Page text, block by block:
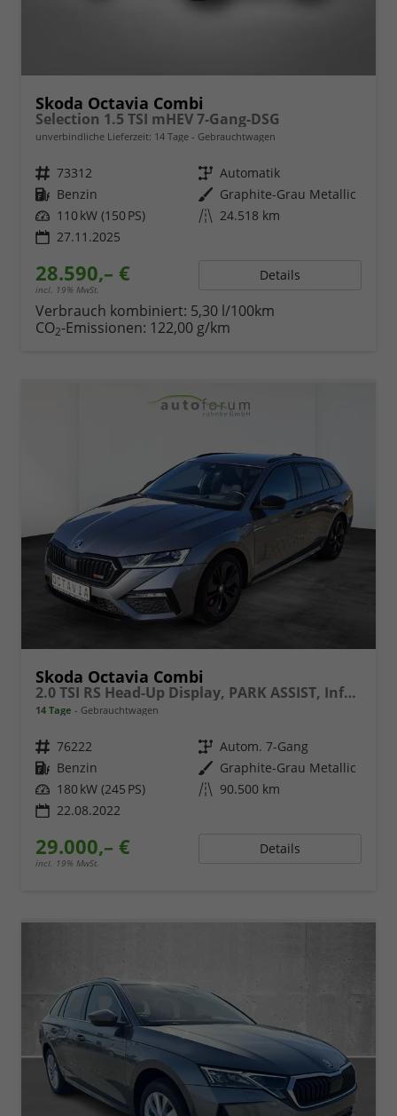
Skoda Octavia Combi
Selection 1.5 TSI mHEV 7-Gang-DSG
unverbindliche Lieferzeit: 14 Tage Gebrauchtwagen
Fahrzeugnr. 73312 Getriebe Automatik
Kraftstoff Benzin Außenfarbe Graphite-Grau Metallic
Leistung 110 kW (150 PS) Kilometerstand 24.518 km
27.11.2025
28.590,– €
incl. 19% MwSt.
Details
Verbrauch kombiniert: 5,30 l/100km
CO2-Emissionen: 122,00 g/km
Skoda Octavia Combi
2.0 TSI RS Head-Up Display, PARK ASSIST, Infotainment Columbus
14 Tage Gebrauchtwagen
Fahrzeugnr. 76222 Getriebe Autom. 7-Gang
Kraftstoff Benzin Außenfarbe Graphite-Grau Metallic
Leistung 180 kW (245 PS) Kilometerstand 90.500 km
22.08.2022
29.000,– €
incl. 19% MwSt.
Details